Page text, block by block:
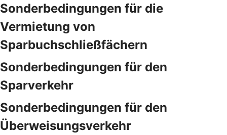
Sonderbedingungen für die
Vermietung von
Sparbuchschließfächern
Sonderbedingungen für den
Sparverkehr
Sonderbedingungen für den
Überweisungsverkehr